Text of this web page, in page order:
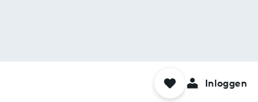
Inloggen